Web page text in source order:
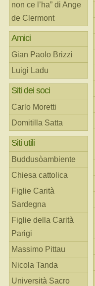
non ce l’ha” di Ange
de Clermont
Amici
Gian Paolo Brizzi
Luigi Ladu
Siti dei soci
Carlo Moretti
Domitilla Satta
Siti utili
Buddusòambiente
Chiesa cattolica
Figlie Carità
Sardegna
Figlie della Carità
Parigi
Massimo Pittau
Nicola Tanda
Università Sacro